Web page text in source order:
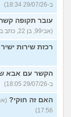
ב-29/07/26 18:34)
עובר תקופה
(אבי99, בן 22, כתב ב-29/07/26 18:25)
רכזת שירות ישיר
הקשר עם אבא
ב-29/07/26 18:05)
האם זה חוקי?
17:56)